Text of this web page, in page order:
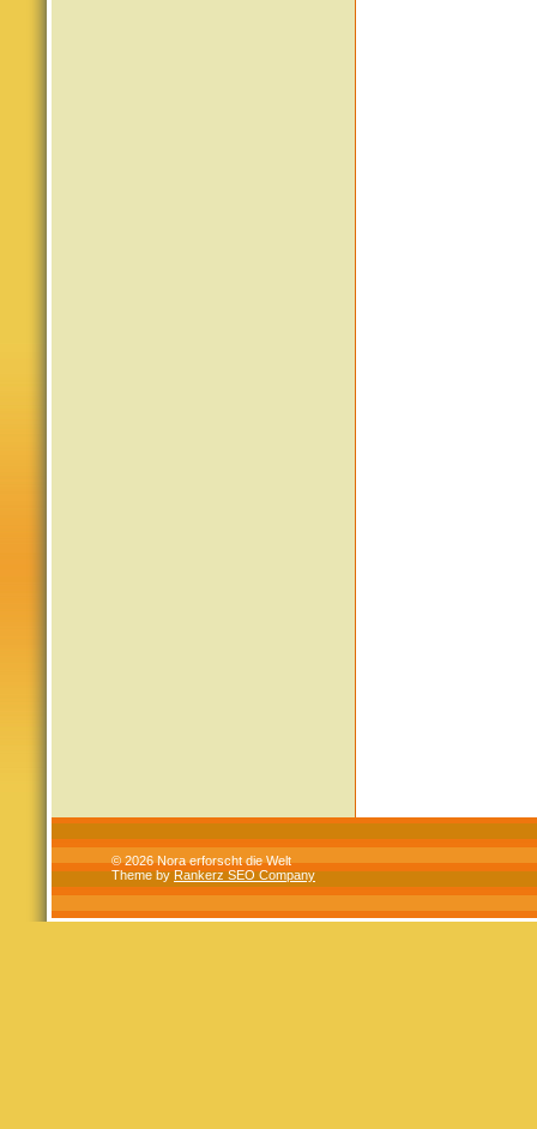
© 2026 Nora erforscht die Welt
Theme byRankerz SEO Company